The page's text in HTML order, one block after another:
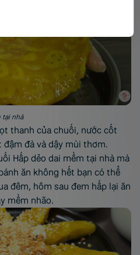
tại nhà
thanh của chuối, nước cốt
đà và dậy mùi thơm.
Hấp dẻo dai mềm tại nhà mà
ăn không hết bạn có thể
đêm, hôm sau đem hấp lại ăn
mềm nhão.